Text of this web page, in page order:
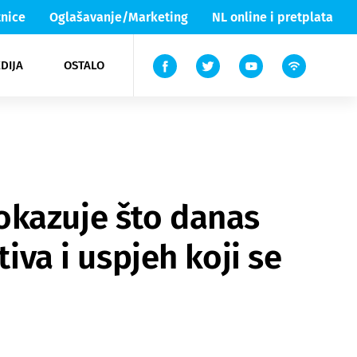
Oglašavanje/Marketing NL online i pretplata
OSTALO
Lika & Senj
TV
što danas
i uspjeh koji se